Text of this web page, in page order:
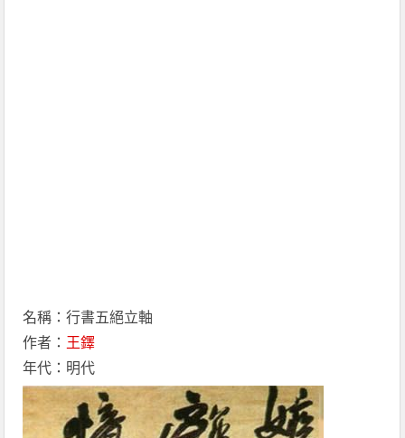
名稱：行書五絕立軸
作者： 王鐸
年代：明代